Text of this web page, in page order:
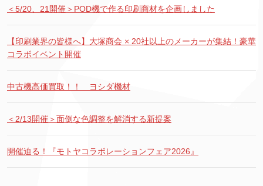
＜5/20、21開催＞POD機で作る印刷商材を企画しました
【印刷業界の皆様へ】大塚商会 × 20社以上のメーカーが集結！豪華
コラボイベント開催
中古機高価買取！！ ヨシダ機材
＜2/13開催＞面倒な色調整を解消する新提案
開催迫る！『モトヤコラボレーションフェア2026』